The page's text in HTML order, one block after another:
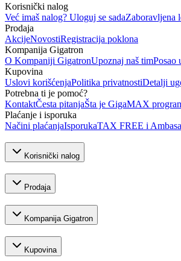
Korisnički nalog
Već imaš nalog? Uloguj se sadaZaboravljena
Prodaja
AkcijeNovostiRegistracija poklona
Kompanija Gigatron
O Kompaniji GigatronUpoznaj naš timPosao
Kupovina
Uslovi korišćenjaPolitika privatnostiDetalji
Potrebna ti je pomoć?
KontaktČesta pitanjaŠta je GigaMAX
Plaćanje i isporuka
Načini plaćanjaIsporukaTAX FREE i
Korisnički nalog
Prodaja
Kompanija Gigatron
Kupovina